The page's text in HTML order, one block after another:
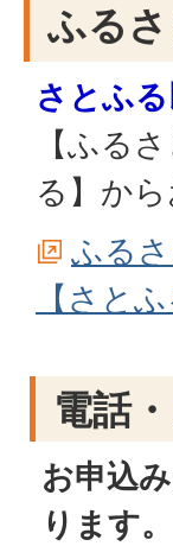
ふる
さとふ
【ふる
る】か
ふる
【さと
電話
お申込
ります。